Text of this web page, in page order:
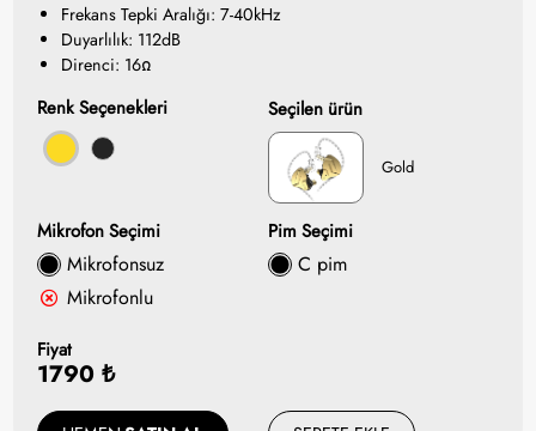
Frekans Tepki Aralığı: 7-40kHz
Duyarlılık: 112dB
Direnci: 16Ω
Renk Seçenekleri Seçilen ürün
Gold
Mikrofon Seçimi
Mikrofonsuz
Mikrofonlu
Pim Seçimi
C pim
Fiyat
1790 ₺